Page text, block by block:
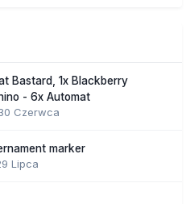
Bastard, 1x Blackberry
- 6x Automat
Czerwca
marker
Lipca